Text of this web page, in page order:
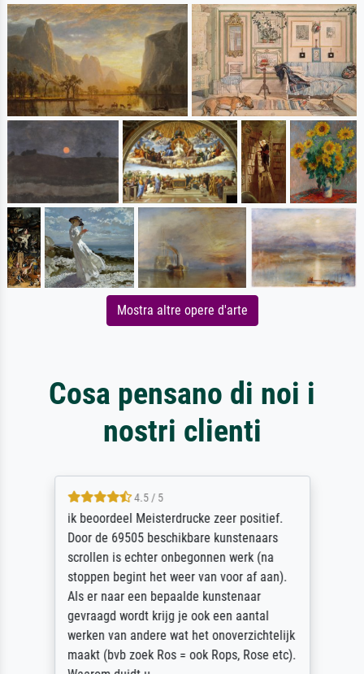
Mostra altre opere d'arte
Cosa pensano di noi i
nostri clienti
4.5 / 5
ik beoordeel Meisterdrucke zeer positief.
Door de 69505 beschikbare kunstenaars
scrollen is echter onbegonnen werk (na
stoppen begint het weer van voor af aan).
Als er naar een bepaalde kunstenaar
gevraagd wordt krijg je ook een aantal
werken van andere wat het onoverzichtelijk
maakt (bvb zoek Ros = ook Rops, Rose etc).